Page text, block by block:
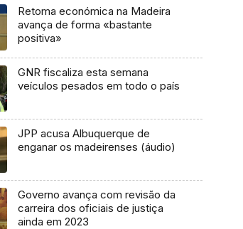
Retoma económica na Madeira
avança de forma «bastante
positiva»
GNR fiscaliza esta semana
veículos pesados em todo o país
JPP acusa Albuquerque de
enganar os madeirenses (áudio)
Governo avança com revisão da
carreira dos oficiais de justiça
ainda em 2023